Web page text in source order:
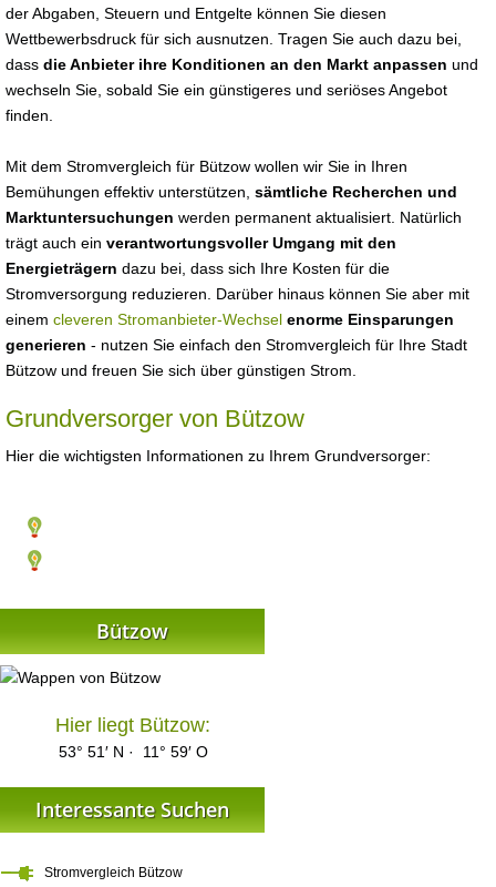
der Abgaben, Steuern und Entgelte können Sie diesen
Wettbewerbsdruck für sich ausnutzen. Tragen Sie auch dazu bei,
dass die Anbieter ihre Konditionen an den Markt anpassen und
wechseln Sie, sobald Sie ein günstigeres und seriöses Angebot
finden.
Mit dem Stromvergleich für Bützow wollen wir Sie in Ihren
Bemühungen effektiv unterstützen, sämtliche Recherchen und
Marktuntersuchungen werden permanent aktualisiert. Natürlich
trägt auch ein verantwortungsvoller Umgang mit den
Energieträgern dazu bei, dass sich Ihre Kosten für die
Stromversorgung reduzieren. Darüber hinaus können Sie aber mit
einem cleveren Stromanbieter-Wechsel enorme Einsparungen
generieren - nutzen Sie einfach den Stromvergleich für Ihre Stadt
Bützow und freuen Sie sich über günstigen Strom.
Grundversorger von Bützow
Hier die wichtigsten Informationen zu Ihrem Grundversorger:
Bützow
Hier liegt Bützow:
53° 51′ N · 11° 59′ O
Interessante Suchen
Stromvergleich Bützow